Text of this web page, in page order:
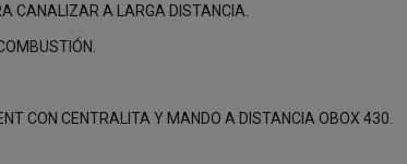
CANALIZAR A LARGA DISTANCIA.
CON CENTRALITA Y MANDO A DISTANCIA OBOX 430.